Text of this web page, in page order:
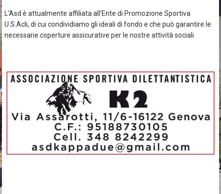
L’Asd è attualmente affiliata all’Ente di Promozione Sportiva
U.S.Acli, di cui condividiamo gli ideali di fondo e che può garantire le
necessarie coperture assicurative per le nostre attività sociali.